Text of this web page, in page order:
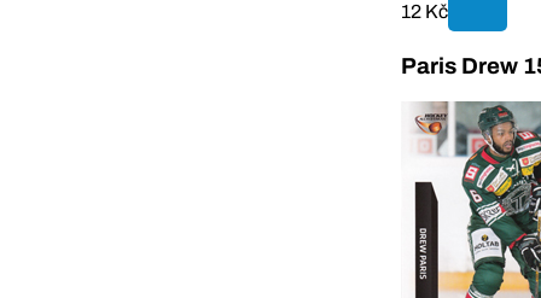
12 Kč
Paris Drew